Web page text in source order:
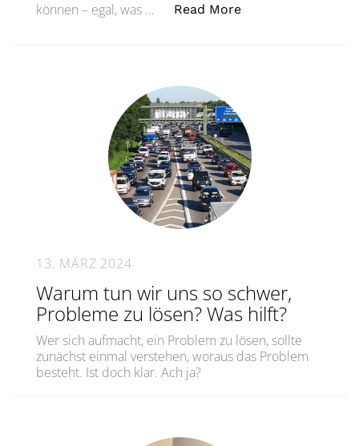
können – egal, was …
Read More
13. MÄRZ 2024
Warum tun wir uns so schwer,
Probleme zu lösen? Was hilft?
Wer sich aufmacht, ein Problem zu lösen, sollte
zunächst einmal verstehen, woraus das Problem
besteht. Ist doch klar. Ach ja?